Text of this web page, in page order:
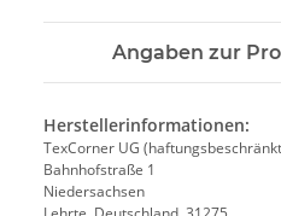
Angaben zur
Herstellerinformationen:
TexCorner UG
Bahnhofstraße 1
Niedersachsen